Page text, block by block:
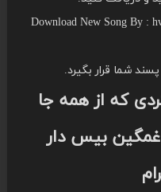
Download New Song By :
شما قرار بگیرد.
که از همه جا
بیس دار